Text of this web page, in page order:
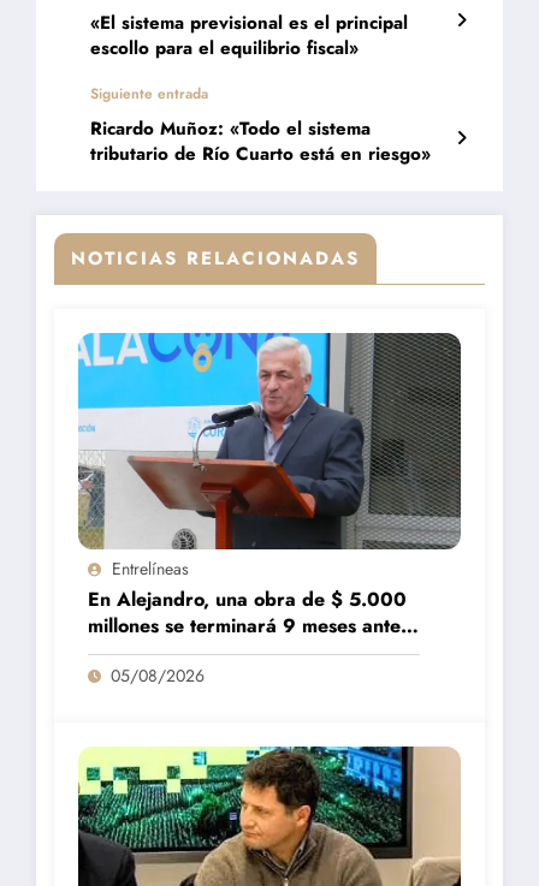
«El sistema previsional es el principal
escollo para el equilibrio fiscal»
Siguiente entrada
Ricardo Muñoz: «Todo el sistema
tributario de Río Cuarto está en riesgo»
NOTICIAS RELACIONADAS
Entrelíneas
En Alejandro, una obra de $ 5.000
millones se terminará 9 meses antes
de lo previsto
05/08/2026